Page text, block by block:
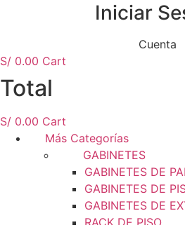
Iniciar
Cuenta
S/ 0.00 Cart
Total
S/ 0.00 Cart
Más Categorías
GABINETES
GABINETES DE
GABINETES DE
GABINETES DE
RACK DE PISO